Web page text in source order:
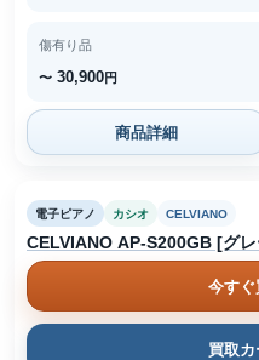
傷有り品
〜 30,900円
商品詳細
電子ピアノ カシオ CELVIANO
CELVIANO AP-S200GB [グ
今すぐ
買取